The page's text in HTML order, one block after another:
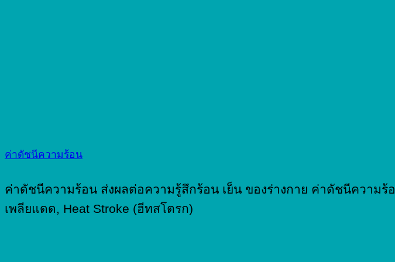
ค่าดัชนีความร้อน
ค่าดัชนีความร้อน ส่งผลต่อความรู้สึกร้อน เย็น ของร่างกาย ค่าดัชนีความร้
เพลียแดด, Heat Stroke (ฮีทสโตรก)